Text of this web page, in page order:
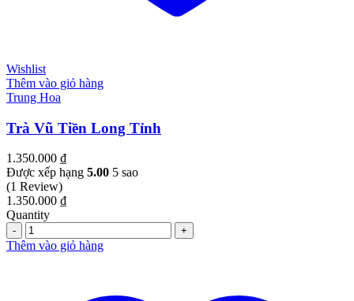
Wishlist
Thêm vào giỏ hàng
Trung Hoa
Trà Vũ Tiền Long Tỉnh
1.350.000 ₫
Được xếp hạng 5.00 5 sao
(1 Review)
1.350.000 ₫
Quantity
Quantity
Thêm vào giỏ hàng